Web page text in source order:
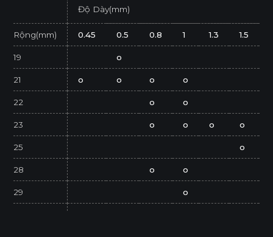
Độ Dày(mm)
Rộng(mm) 0.45 0.5 0.8 1 1.3 1.5
19 o
21 o o o o
22 o o
23 o o o o
25 o
28 o o
29 o